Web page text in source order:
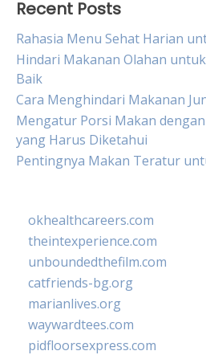
Recent Posts
Rahasia Menu Sehat Harian
Hindari Makanan Olahan
Baik
Cara Menghindari Makanan
Mengatur Porsi Makan
yang Harus Diketahui
Pentingnya Makan Teratur
okhealthcareers.com
theintexperience.com
unboundedthefilm.com
catfriends-bg.org
marianlives.org
waywardtees.com
pidfloorsexpress.com